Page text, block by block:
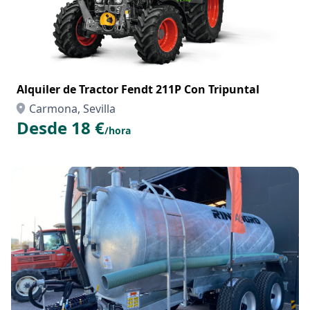
Alquiler de Tractor Fendt 211P Con Tripuntal
Carmona, Sevilla
Desde 18 €/hora